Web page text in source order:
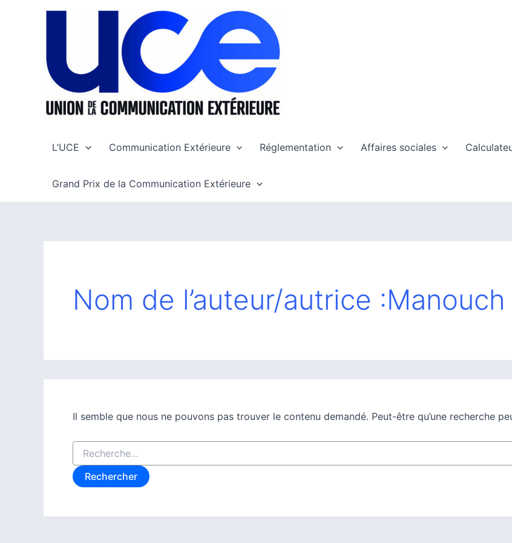
L’UCE Communication Extérieure Réglementation Affaires sociales
Grand Prix de la Communication Extérieure
Nom de l’auteur/autrice :Manouch
Il semble que nous ne pouvons pas trouver le contenu demandé. Peut-être qu’une recherche
Rechercher :